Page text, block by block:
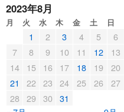
2023年8月
月 火 水 木 金 土 日
1 2 3 4 5
6
7
8 9 10 11 12
13
14
15 16 17 18 19
20
21
22 23 24 25 26
27
28
29 30 31